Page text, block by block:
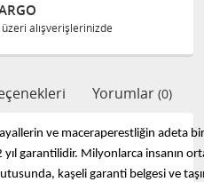
üzeri alışverişlerinizde
Yorumlar (0)
ve maceraperestliğin adeta
garantilidir. Milyonlarca insanın
kaşeli garanti belgesi ve